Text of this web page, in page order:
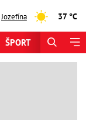
Jozefína 37 °C
ŠPORT